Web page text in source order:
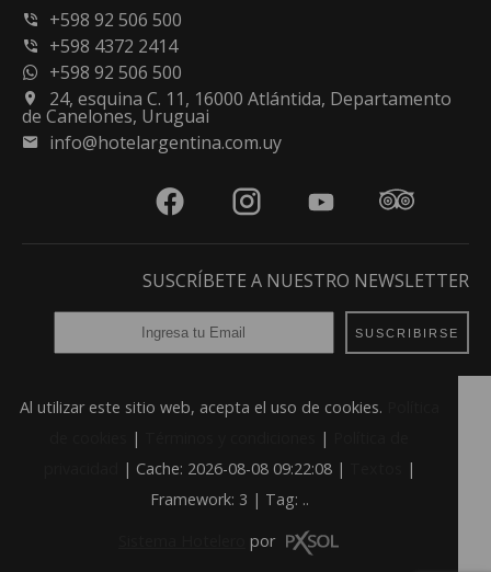
+598 92 506 500
+598 4372 2414
+598 92 506 500
24, esquina C. 11, 16000 Atlántida, Departamento
de Canelones, Uruguai
info@hotelargentina.com.uy
SUSCRÍBETE A NUESTRO NEWSLETTER
SUSCRIBIRSE
Al utilizar este sitio web, acepta el uso de cookies.
| |
| Cache: 2026-08-08 09:22:08 |
|
Framework: 3 | Tag: ..
por